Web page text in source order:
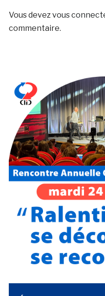
Vous devez vous
commentaire.